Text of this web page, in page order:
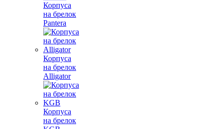
Корпуса
на брелок
Pantera
Корпуса
на брелок
Alligator
Корпуса
на брелок